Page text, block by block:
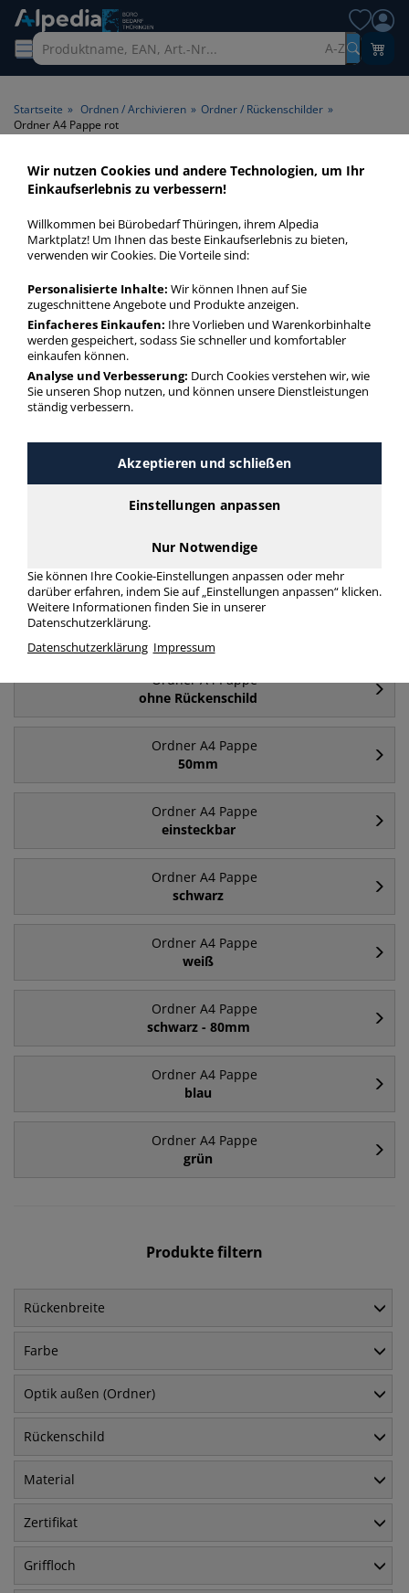
A-Z
Startseite » Ordnen / Archivieren » Ordner / Rückenschilder »
Ordner A4 Pappe rot
Ordner A4 Pappe rot > Farbe
rot
Ordner A4 Pappe rot in bester Qualität zum günstigen Preis.
Funktion.
Ordner A4 Pappe rot
mehr Infos zur Kategorie
Ordner schmal A4
Häufig gesucht
Ordner A4 Pappe
ohne Rückenschild
Ordner A4 Pappe
50mm
Ordner A4 Pappe
einsteckbar
Ordner A4 Pappe
schwarz
Ordner A4 Pappe
weiß
Ordner A4 Pappe
schwarz - 80mm
Ordner A4 Pappe
blau
Ordner A4 Pappe
grün
Produkte filtern
Rückenbreite
Farbe
Optik außen (Ordner)
Rückenschild
Material
Zertifikat
Griffloch
Wir nutzen Cookies und andere Technologien, um Ihr
Einkaufserlebnis zu verbessern!
Willkommen bei Bürobedarf Thüringen, ihrem Alpedia
Marktplatz! Um Ihnen das beste Einkaufserlebnis zu bieten,
verwenden wir Cookies. Die Vorteile sind:
Personalisierte Inhalte: Wir können Ihnen auf Sie
zugeschnittene Angebote und Produkte anzeigen.
Einfacheres Einkaufen: Ihre Vorlieben und Warenkorbinhalte
werden gespeichert, sodass Sie schneller und komfortabler
einkaufen können.
Analyse und Verbesserung: Durch Cookies verstehen wir, wie
Sie unseren Shop nutzen, und können unsere Dienstleistungen
ständig verbessern.
Akzeptieren und schließen
Einstellungen anpassen
Nur Notwendige
Sie können Ihre Cookie-Einstellungen anpassen oder mehr
darüber erfahren, indem Sie auf „Einstellungen anpassen“ klicken.
Weitere Informationen finden Sie in unserer
Datenschutzerklärung.
Datenschutzerklärung Impressum